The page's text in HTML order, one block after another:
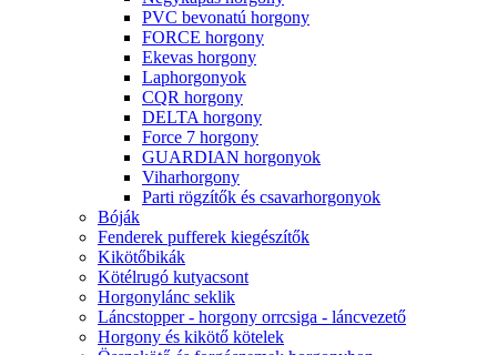
PVC bevonatú horgony
FORCE horgony
Ekevas horgony
Laphorgonyok
CQR horgony
DELTA horgony
Force 7 horgony
GUARDIAN horgonyok
Viharhorgony
Parti rögzítők és csavarhorgonyok
Bóják
Fenderek pufferek kiegészítők
Kikötőbikák
Kötélrugó kutyacsont
Horgonylánc seklik
Láncstopper - horgony orrcsiga - láncvezető
Horgony és kikötő kötelek